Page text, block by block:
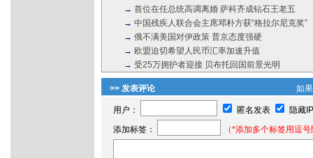
→ 首位在任总统高调离婚 萨科齐成钻石王老五
→ 中国残疾人联合会主席邓朴方获“格拉尔尼克奖”
→ 俄不满美国对伊政策 普京态度强硬
→ 欧盟迫切希望人民币汇率加速升值
→ 受25万拥护者迎接 贝布托回国前景光明
>> 发表评论 如
用户： 匿名发表
隐藏
添加标签：
（*添加多个标签用逗